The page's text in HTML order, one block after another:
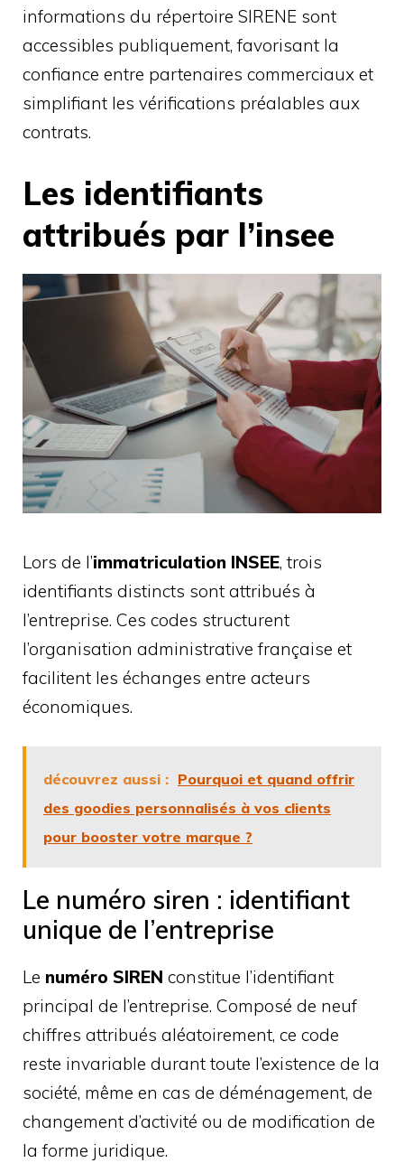
informations du répertoire SIRENE sont
accessibles publiquement, favorisant la
confiance entre partenaires commerciaux et
simplifiant les vérifications préalables aux
contrats.
Les identifiants
attribués par l’insee
Lors de l’immatriculation INSEE, trois
identifiants distincts sont attribués à
l’entreprise. Ces codes structurent
l’organisation administrative française et
facilitent les échanges entre acteurs
économiques.
découvrez aussi : Pourquoi et quand offrir
des goodies personnalisés à vos clients
pour booster votre marque ?
Le numéro siren : identifiant
unique de l’entreprise
Le numéro SIREN constitue l’identifiant
principal de l’entreprise. Composé de neuf
chiffres attribués aléatoirement, ce code
reste invariable durant toute l’existence de la
société, même en cas de déménagement, de
changement d’activité ou de modification de
la forme juridique.